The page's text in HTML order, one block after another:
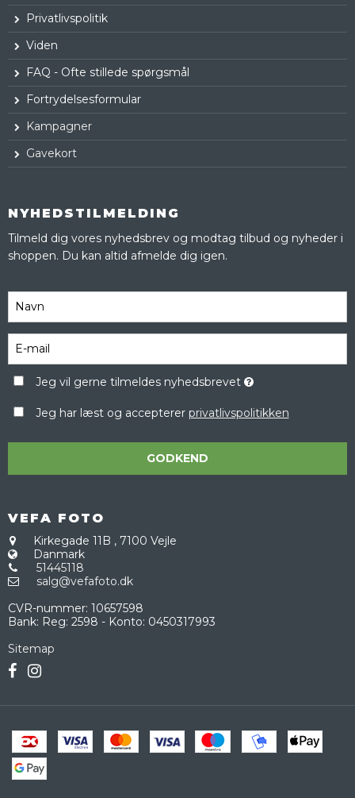
Privatlivspolitik
Viden
FAQ - Ofte stillede spørgsmål
Fortrydelsesformular
Kampagner
Gavekort
NYHEDSTILMELDING
Tilmeld dig vores nyhedsbrev og modtag tilbud og nyheder i
shoppen. Du kan altid afmelde dig igen.
Jeg vil gerne tilmeldes nyhedsbrevet
Jeg har læst og accepterer privatlivspolitikken
GODKEND
VEFA FOTO
Kirkegade 11B , 7100 Vejle
Danmark
51445118
salg@vefafoto.dk
CVR-nummer: 10657598
Bank: Reg: 2598 - Konto: 0450317993
Sitemap